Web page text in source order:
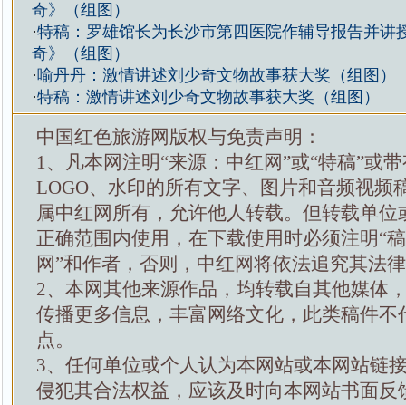
奇》（组图）
·特稿：罗雄馆长为长沙市第四医院作辅导报告并讲
奇》（组图）
·喻丹丹：激情讲述刘少奇文物故事获大奖（组图）
·特稿：激情讲述刘少奇文物故事获大奖（组图）
中国红色旅游网版权与免责声明：
1、凡本网注明“来源：中红网”或“特稿”或
LOGO、水印的所有文字、图片和音频视频
属中红网所有，允许他人转载。但转载单位
正确范围内使用，在下载使用时必须注明“
网”和作者，否则，中红网将依法追究其法
2、本网其他来源作品，均转载自其他媒体
传播更多信息，丰富网络文化，此类稿件不
点。
3、任何单位或个人认为本网站或本网站链
侵犯其合法权益，应该及时向本网站书面反